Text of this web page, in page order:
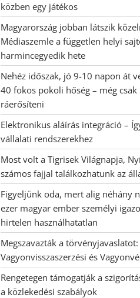
közben egy játékos
Magyarország jobban látszik
Médiaszemle a független helyi
harmincegyedik hete
Nehéz időszak, jó 9-10 napon át
40 fokos pokoli hőség – még
ráerősíteni
Elektronikus aláírás integráció –
vállalati rendszerekhez
Most volt a Tigrisek Világnapja,
számos fajjal találkozhatunk az
Figyeljünk oda, mert alig néhány
ezer magyar ember személyi
hirtelen használhatatlan
Megszavazták a
Vagyonvisszaszerzési és
Rengetegen támogatják a
a közlekedési szabályok